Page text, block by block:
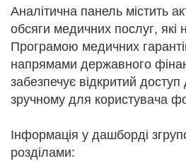
Аналітична панель містить
обсяги медичних послуг, які
Програмою медичних
напрямами державного
забезпечує відкритий
зручному для користувача
Інформація у дашборді
розділами: